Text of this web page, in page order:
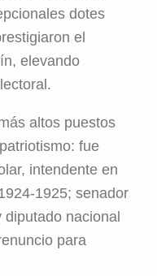
dotes
el
elevando
altos puestos
fue
intendente en
1925; senador
nacional
para